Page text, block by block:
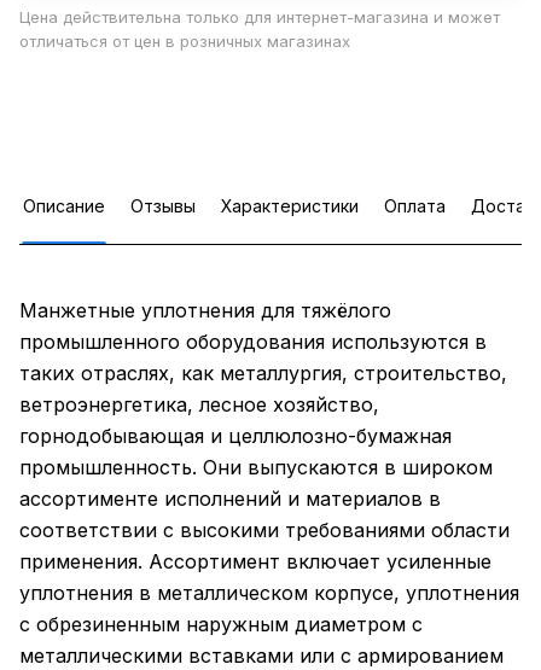
Цена действительна только для интернет-магазина и может
отличаться от цен в розничных магазинах
Описание Отзывы Характеристики Оплата
Манжетные уплотнения для тяжёлого
промышленного оборудования используются в
таких отраслях, как металлургия, строительство,
ветроэнергетика, лесное хозяйство,
горнодобывающая и целлюлозно-бумажная
промышленность. Они выпускаются в широком
ассортименте исполнений и материалов в
соответствии с высокими требованиями области
применения. Ассортимент включает усиленные
уплотнения в металлическом корпусе, уплотнения
с обрезиненным наружным диаметром с
металлическими вставками или с армированием